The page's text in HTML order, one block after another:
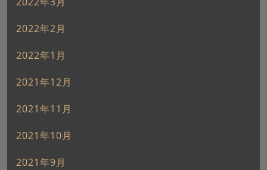
2022年2月
2022年1月
2021年12月
2021年11月
2021年10月
2021年9月